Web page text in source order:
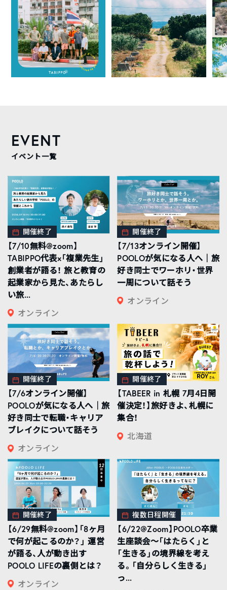
EVENT
イベント一覧
開催終了
【7/10無料@zoom】
TABIPPO代表×「複業先生」
創業者が語る！ 旅と教育の
起業家から見た、あたらし
い旅...
オンライン
開催終了
【7/13オンライン開催】
POOLOが気になる人へ｜旅
好き同士でワーホリ・世界
一周について話そう
オンライン
開催終了
【7/6オンライン開催】
POOLOが気になる人へ｜旅
好き同士で転職・キャリア
ブレイクについて話そう
オンライン
開催終了
【TABEER in 札幌 7月4日開
催決定！】旅好きよ、札幌に
集合！
北海道
開催終了
【6/29無料@zoom】「8ヶ月
で何が起こるのか？」 運営
が語る、人が動き出す
POOLO LIFEの裏側とは？
オンライン
複数日程開催
【6/22@Zoom】POOLO卒業
生座談会〜「はたらく」と
「生きる」の境界線を考え
る。「自分らしく生きる」
っ...